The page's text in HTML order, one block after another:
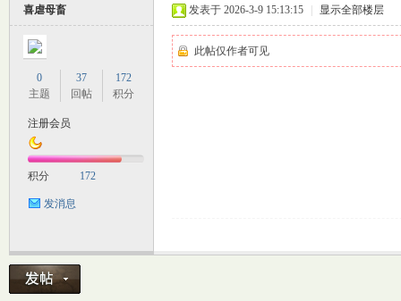
喜虐母畜
0
主题
37
回帖
172
积分
注册会员
积分 172
发消息
发表于 2026-3-9 15:13:15 显示全部楼层
此帖仅作者可见